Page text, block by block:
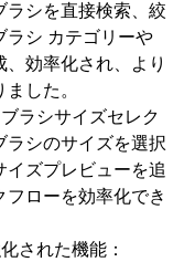
ラシを直接検索、絞
ラシ カテゴリーや
効率化され、より
した。
ラシサイズセレク
ラシのサイズを選択
イズプレビューを追
ローを効率化でき
された機能：